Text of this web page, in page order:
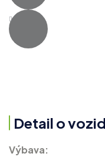
Detail o
Výbava: